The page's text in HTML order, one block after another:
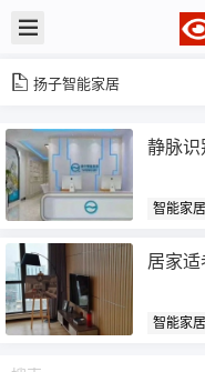
扬子智能家居
静脉识
智能家居
居家适
智能家居